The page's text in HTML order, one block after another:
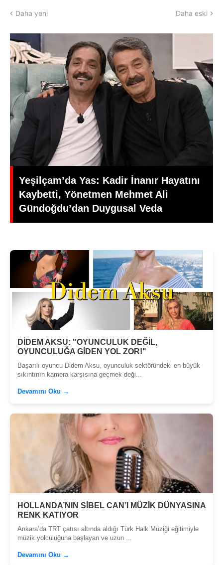
Daha yeni Daha eski
Türk Sinemasında Yaprak Dökümü:
Kadir İnanır'a Veda
DİDEM AKSU: "OYUNCULUK DEĞİL,
OYUNCULUĞA GİDEN YOL ZOR!"
Başarılı oyuncu Didem Aksu, oyunculuk sektöründeki en büyük
sıkıntının kamera karşısına geçmek deği...
Devamını Oku →
HOLLANDA’NIN SİBEL CAN’I MÜZİK DÜNYASINA
RENK KATIYOR
Ankara’da TRT çatısı altında aldığı Türk Halk Müziği eğitimiyle
müzik yolculuğuna başlayan ve uzun ...
Devamını Oku →